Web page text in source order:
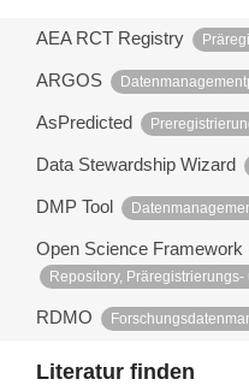
AEA RCT Registry
ARGOS
AsPredicted
Data Stewardship Wizard
DMP Tool
Open Science Framework
Repository,
RDMO
Literatur finden